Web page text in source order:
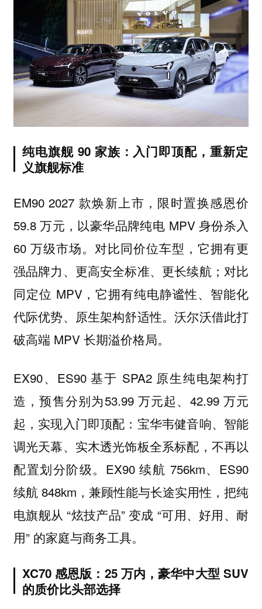
纯电旗舰 90 家族：入门即顶配，重新定
义旗舰标准
EM90 2027 款焕新上市，限时置换感恩价
59.8 万元，以豪华品牌纯电 MPV 身份杀入
60 万级市场。对比同价位车型，它拥有更
强品牌力、更高安全标准、更长续航；对比
同定位 MPV，它拥有纯电静谧性、智能化
代际优势、原生架构舒适性。沃尔沃借此打
破高端 MPV 长期溢价格局。
EX90、ES90 基于 SPA2 原生纯电架构打
造，预售分别为53.99 万元起、42.99 万元
起，实现入门即顶配：宝华韦健音响、智能
调光天幕、实木透光饰板全系标配，不再以
配置划分阶级。EX90 续航 756km、ES90
续航 848km，兼顾性能与长途实用性，把纯
电旗舰从 “炫技产品” 变成 “可用、好用、耐
用” 的家庭与商务工具。
XC70 感恩版：25 万内，豪华中大型 SUV
的质价比头部选择